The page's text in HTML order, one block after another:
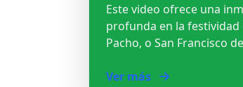
Este video ofrece una
profunda en la festividad
Pacho, o San Francisco
Ver más